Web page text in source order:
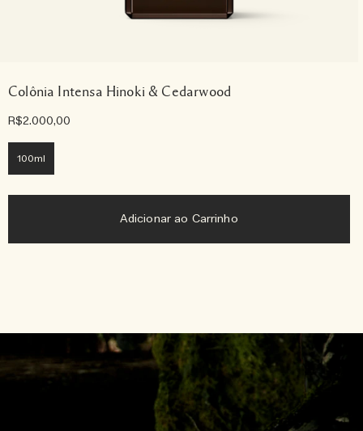
Colônia Intensa Hinoki & Cedarwood
R$2.000,00
100ml
Adicionar ao Carrinho